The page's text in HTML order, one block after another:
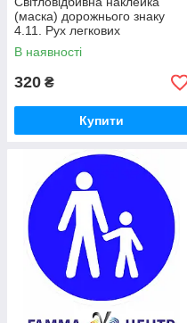
(маска) дорожнього знаку
4.11. Рух легкових
автомобілів
В наявності
320 ₴
Купити